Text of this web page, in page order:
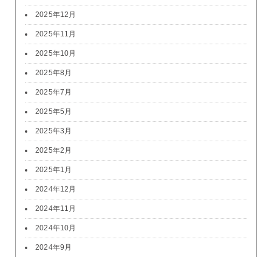
2025年12月
2025年11月
2025年10月
2025年8月
2025年7月
2025年5月
2025年3月
2025年2月
2025年1月
2024年12月
2024年11月
2024年10月
2024年9月